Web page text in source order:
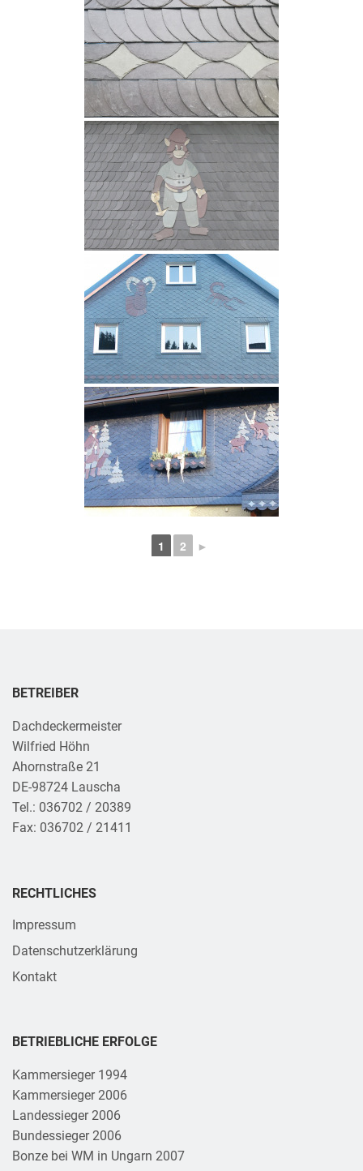
1 2 ►
BETREIBER
Dachdeckermeister
Wilfried Höhn
Ahornstraße 21
DE-98724 Lauscha
Tel.: 036702 / 20389
Fax: 036702 / 21411
RECHTLICHES
Impressum
Datenschutzerklärung
Kontakt
BETRIEBLICHE ERFOLGE
Kammersieger 1994
Kammersieger 2006
Landessieger 2006
Bundessieger 2006
Bonze bei WM in Ungarn 2007